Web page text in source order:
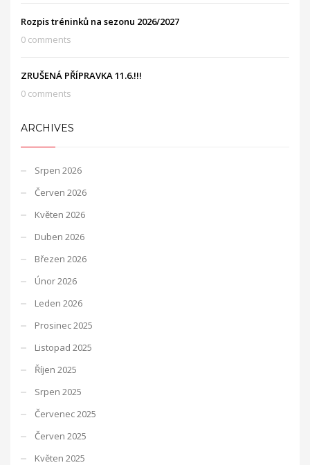
Rozpis tréninků na sezonu 2026/2027
0 comments
ZRUŠENÁ PŘÍPRAVKA 11.6.!!!
0 comments
ARCHIVES
Srpen 2026
Červen 2026
Květen 2026
Duben 2026
Březen 2026
Únor 2026
Leden 2026
Prosinec 2025
Listopad 2025
Říjen 2025
Srpen 2025
Červenec 2025
Červen 2025
Květen 2025